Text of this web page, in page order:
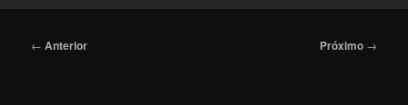
Navegação
← Anterior Próximo →